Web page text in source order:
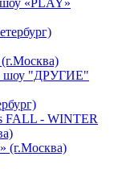
шоу «PLAY»
шоу "ДРУГИЕ"
FALL - WINTER
(г.Москва)